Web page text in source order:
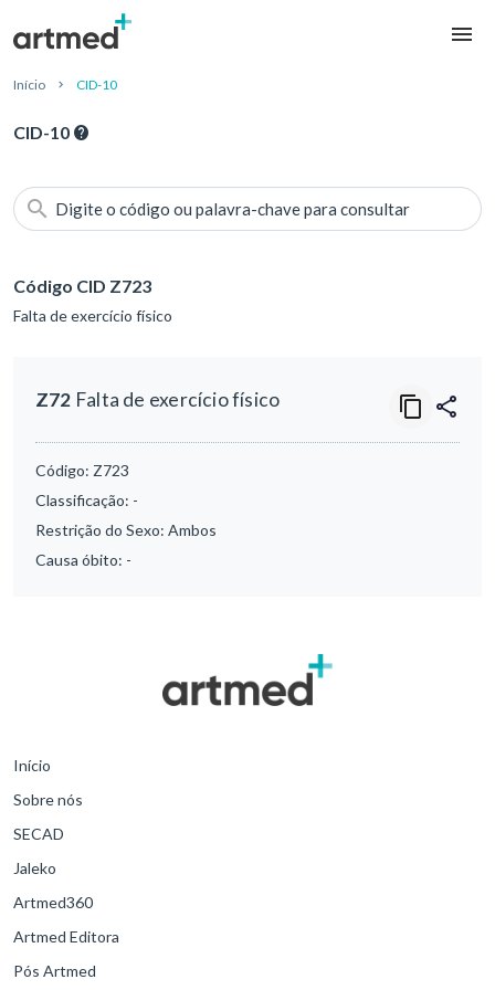
Início CID-10
CID-10
Digite o código ou palavra-chave para consultar
Código CID Z723
Falta de exercício físico
Z72 Falta de exercício físico
Código: Z723
Classificação: -
Restrição do Sexo: Ambos
Causa óbito: -
Início
Sobre nós
SECAD
Jaleko
Artmed360
Artmed Editora
Pós Artmed